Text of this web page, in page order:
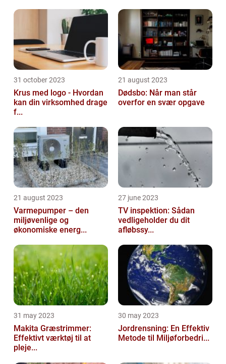
31 october 2023
Krus med logo - Hvordan
kan din virksomhed drage
f...
21 august 2023
Dødsbo: Når man står
overfor en svær opgave
21 august 2023
Varmepumper – den
miljøvenlige og
økonomiske energ...
27 june 2023
TV inspektion: Sådan
vedligeholder du dit
afløbssy...
31 may 2023
Makita Græstrimmer:
Effektivt værktøj til at
pleje...
30 may 2023
Jordrensning: En Effektiv
Metode til Miljøforbedri...